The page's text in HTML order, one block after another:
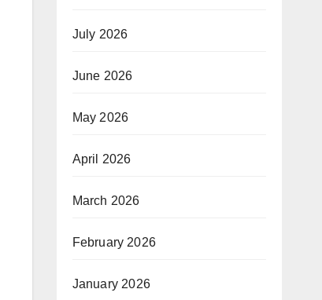
July 2026
June 2026
May 2026
April 2026
March 2026
February 2026
January 2026